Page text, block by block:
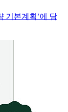
기본계획’에 담